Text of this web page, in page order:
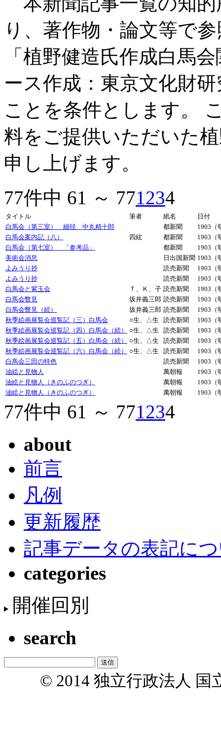
り、著作物・論文等で
「植野健造氏作成白馬
ース作成：東京文化財
ことを条件とします。
料をご提供いただいた
申し上げます。
77件中 61 ～ 771234
タイトル 筆者 紙名
日付
白馬会（第三室） 細径 中丸精十郎
都新聞
1903（
白馬会案内記（八）
四絃 都新聞
1903（
白馬会（第七室） 「参考品」
都新聞
1903（
美術会消息
日出国新聞 1903（
よみうり抄
読売新聞
1903（
よみうり抄
読売新聞
1903（
白馬会と紫玉会
Ｔ、Ｋ、子 読売新聞
1903（
白馬会瞥見
坂井義三郎 読売新聞
1903（
白馬会瞥見（続）
坂井義三郎 読売新聞
1903（
秋季絵画展覧会巡覧記（三）白馬会
○生、△生 読売新聞
1903（
秋季絵画展覧会巡覧記（四）白馬会（続）
○生、△生 読売新聞
1903（
秋季絵画展覧会巡覧記（五）白馬会（続）
○生、△生 読売新聞
1903（
秋季絵画展覧会巡覧記（六）白馬会（続）
○生、△生 読売新聞
1903（
白馬会三田の特色
読売新聞
1903（
油絵と見物人
萬朝報
1903（
油絵と見物人（きのふのつぎ）
萬朝報
1903（
油絵と見物人（きのふのつぎ）
萬朝報 1903（
77件中 61 ～ 771234
about
前言
凡例
更新履歴
記事データの表記に
categories
開催回別
search
© 2014 独立行政法人 国